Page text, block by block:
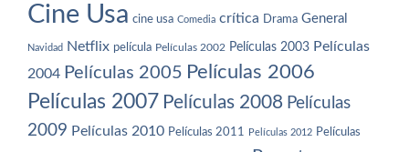
Cine Usa cine usa Comedia crítica Drama General
Navidad Netflix película Películas 2002 Películas 2003 Películas
2004 Películas 2005 Películas 2006
Películas 2007 Películas 2008 Películas
2009 Películas 2010 Películas 2011 Películas 2012 Películas